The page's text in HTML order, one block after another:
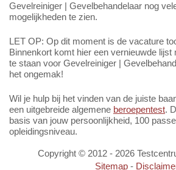
Gevelreiniger | Gevelbehandelaar nog
mogelijkheden te zien.
LET OP: Op dit moment is de vacature
Binnenkort komt hier een vernieuwde lijst
te staan voor Gevelreiniger |
het ongemak!
Wil je hulp bij het vinden van de juiste
een uitgebreide algemene beroepentest.
basis van jouw persoonlijkheid, 100
opleidingsniveau.
Copyright © 2012 - 2026
Sitemap-